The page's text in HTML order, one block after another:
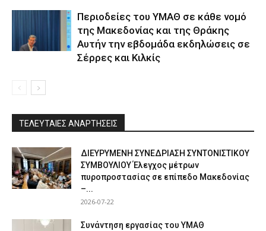
Περιοδείες του ΥΜΑΘ σε κάθε νομό
της Μακεδονίας και της Θράκης
Αυτήν την εβδομάδα εκδηλώσεις σε
Σέρρες και Κιλκίς
ΤΕΛΕΥΤΑΙΕΣ ΑΝΑΡΤΗΣΕΙΣ
ΔΙΕΥΡΥΜΕΝΗ ΣΥΝΕΔΡΙΑΣΗ ΣΥΝΤΟΝΙΣΤΙΚΟΥ
ΣΥΜΒΟΥΛΙΟΥ Έλεγχος μέτρων
πυροπροστασίας σε επίπεδο Μακεδονίας
–...
2026-07-22
Συνάντηση εργασίας του ΥΜΑΘ